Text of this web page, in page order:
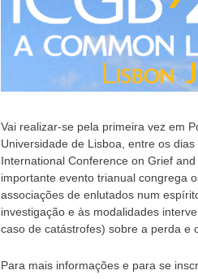
Vai realizar-se pela primeira vez em
Universidade de Lisboa, entre os
International Conference on Grief
importante evento trianual congrega
associações de enlutados num
investigação e às modalidades
caso de catástrofes) sobre a perda e
Para mais informações e para se